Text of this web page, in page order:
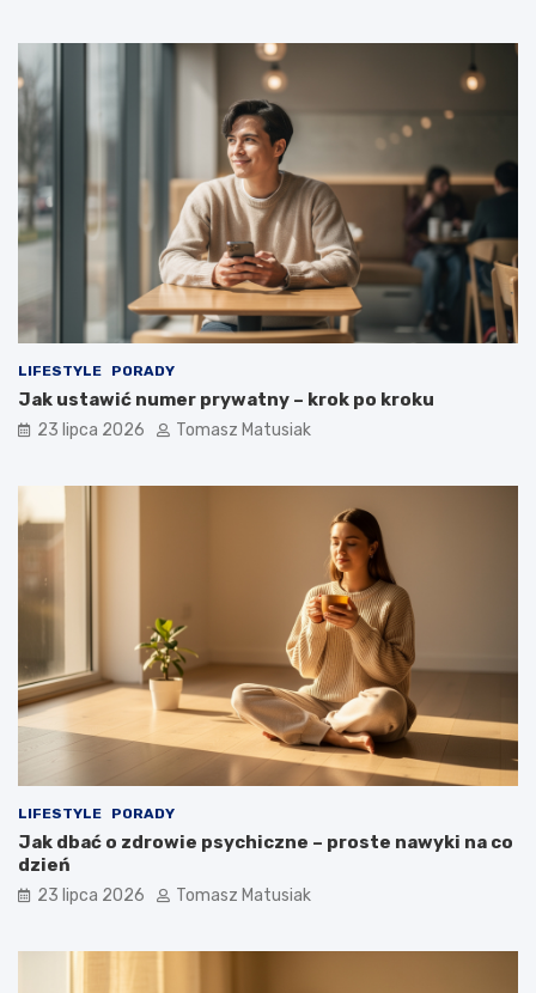
LIFESTYLE PORADY
Jak ustawić numer prywatny – krok po kroku
23 lipca 2026 Tomasz Matusiak
LIFESTYLE PORADY
Jak dbać o zdrowie psychiczne – proste nawyki na co
dzień
23 lipca 2026 Tomasz Matusiak